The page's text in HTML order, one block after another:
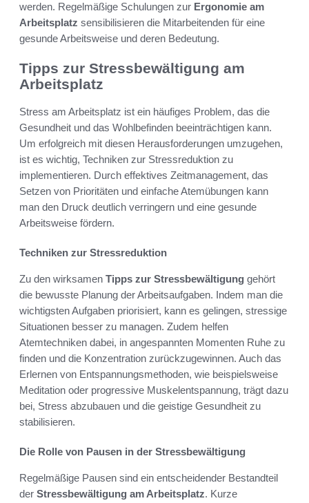
werden. Regelmäßige Schulungen zur Ergonomie am
Arbeitsplatz sensibilisieren die Mitarbeitenden für eine
gesunde Arbeitsweise und deren Bedeutung.
Tipps zur Stressbewältigung am
Arbeitsplatz
Stress am Arbeitsplatz ist ein häufiges Problem, das die
Gesundheit und das Wohlbefinden beeinträchtigen kann.
Um erfolgreich mit diesen Herausforderungen umzugehen,
ist es wichtig, Techniken zur Stressreduktion zu
implementieren. Durch effektives Zeitmanagement, das
Setzen von Prioritäten und einfache Atemübungen kann
man den Druck deutlich verringern und eine gesunde
Arbeitsweise fördern.
Techniken zur Stressreduktion
Zu den wirksamen Tipps zur Stressbewältigung gehört
die bewusste Planung der Arbeitsaufgaben. Indem man die
wichtigsten Aufgaben priorisiert, kann es gelingen, stressige
Situationen besser zu managen. Zudem helfen
Atemtechniken dabei, in angespannten Momenten Ruhe zu
finden und die Konzentration zurückzugewinnen. Auch das
Erlernen von Entspannungsmethoden, wie beispielsweise
Meditation oder progressive Muskelentspannung, trägt dazu
bei, Stress abzubauen und die geistige Gesundheit zu
stabilisieren.
Die Rolle von Pausen in der Stressbewältigung
Regelmäßige Pausen sind ein entscheidender Bestandteil
der Stressbewältigung am Arbeitsplatz. Kurze